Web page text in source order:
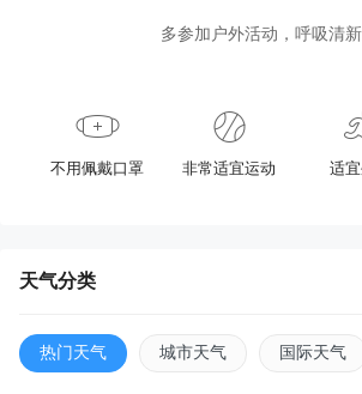
多参加户外活动，呼吸清新
不用佩戴口罩 非常适宜运动 适
天气分类
热门天气 城市天气 国际天气